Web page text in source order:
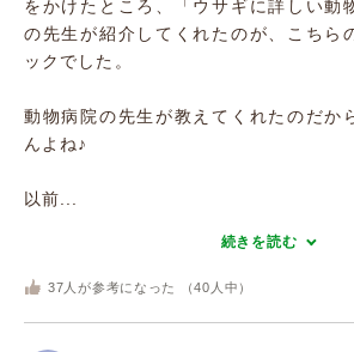
をかけたところ、「ウサギに詳しい動
の先生が紹介してくれたのが、こちら
ックでした。
動物病院の先生が教えてくれたのだか
んよね♪
以前...
続きを読む
37 人が参考になった （40 人中）